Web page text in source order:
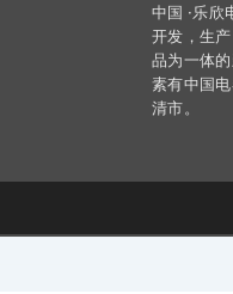
中国 ·乐欣
开发，生
品为一体
素有中国
清市。